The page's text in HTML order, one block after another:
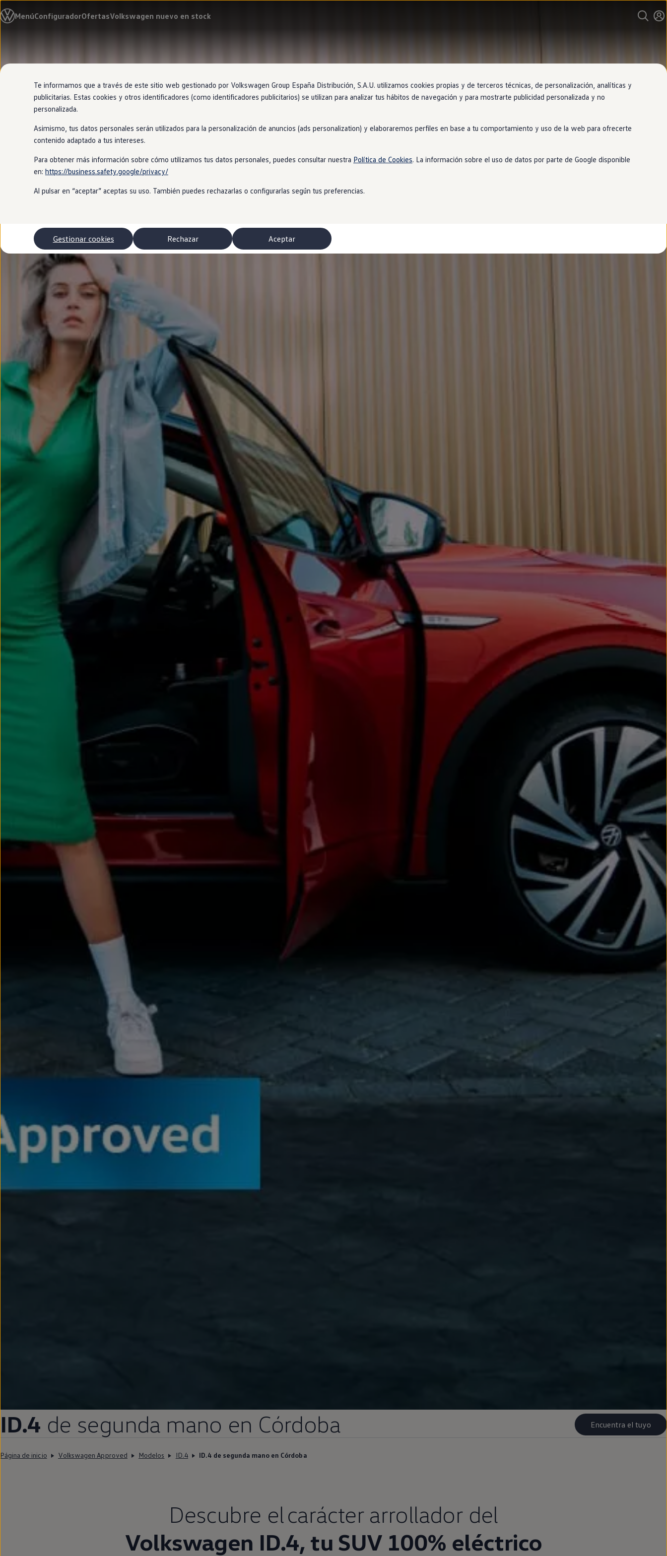
directamente
directamente
página
MenúConfiguradorOfertasVolkswagen nuevo en stock
Modelos y configurador
Nuevo ID. Cross
Financiación
My Way
Seguros
Empresas
Autoescuelas
Más sobre eléctricos
Más sobre híbridos
Plan Auto +
Etiquetas DGT
Simulador de autonomía, carga y ahorro
Soluciones de carga
Autonomía
Clientes y posventa
Club Volkswagen
Ofertas posventa
Eventos y experiencias
Beneficios Volkswagen
Asistencia en carretera
Servicios de movilidad
Garantía del fabricante
Beneficios del taller oficial
Rent-a-Car
Servicios digitales
Buscar servicios para tu modelo
Volkswagen Apps, inicio de sesión y tienda
Conectar el móvil con el vehículo
Actualizaciones del software, los mapas y las emisoras de radio
Mantenimiento y reparaciones
Revisiones e ITV
Aceite y líquidos del motor
Baterías
Frenos
Motor y chasis
Aire acondicionado y filtros
Carrocería y pintura
Personalización
Tu coche conectado
Luces de advertencia
Manuales del coche
Información sobre EA189
Accede a My Volkswagen
Todo sobre tu Volkswagen
Información sobre Diésel XTL
Suscripción de mantenimiento Long Drive
Modelos anteriores
Beetle
Scirocco
Jetta
Sharan
Golf
ID.4 de segunda mano en Córdoba Encuentra el tuyo
Página de inicio Volkswagen Approved Modelos ID.4 ID.4 de segunda mano en Córdoba
Descubre el carácter arrollador del
Volkswagen ID.4, tu SUV 100% eléctrico
Te informamos que a través de este sitio web gestionado por Volkswagen Group España Distribución, S.A.U. utilizamos cookies propias y de terceros técnicas, de personalización, analíticas y
publicitarias. Estas cookies y otros identificadores (como identificadores publicitarios) se utilizan para analizar tus hábitos de navegación y para mostrarte publicidad personalizada y no
personalizada.
Asimismo, tus datos personales serán utilizados para la personalización de anuncios (ads personalization) y elaboraremos perfiles en base a tu comportamiento y uso de la web para ofrecerte
contenido adaptado a tus intereses.
Para obtener más información sobre cómo utilizamos tus datos personales, puedes consultar nuestra Política de Cookies. La información sobre el uso de datos por parte de Google disponible
en: https://business.safety.google/privacy/
Al pulsar en “aceptar” aceptas su uso. También puedes rechazarlas o configurarlas según tus preferencias.
Aceptar
Rechazar
Gestionar cookies